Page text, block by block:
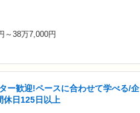
～38万7,000円
ー歓迎!ペースに合わせて学べる/企
休日125日以上